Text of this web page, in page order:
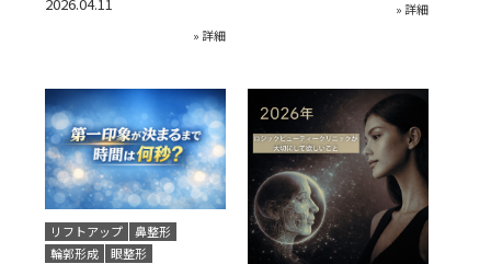
» 詳細
» 詳細
リフトアップ
鼻整形
輪郭形成
眼整形